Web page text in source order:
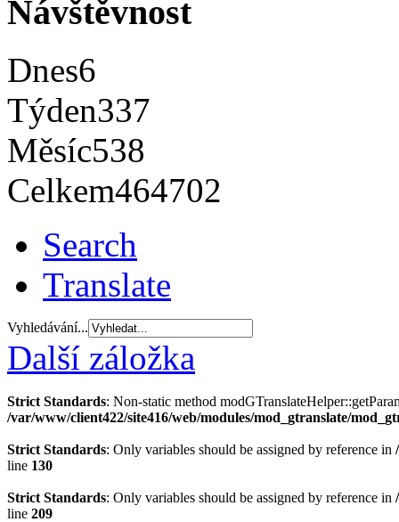
Návštěvnost
Dnes6
Týden337
Měsíc538
Celkem464702
Search
Translate
Vyhledávání...
Další záložka
Strict Standards: Non-static method
/var/www/client422/site416/web/modules/mod_gtranslate/
Strict Standards: Only variables should be assigned by reference in
line 130
Strict Standards: Only variables should be assigned by reference in
line 209